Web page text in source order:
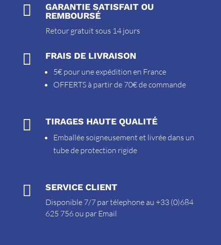

GARANTIE SATISFAIT OU
REMBOURSÉ
Retour gratuit sous 14 jours
 FRAIS DE LIVRAISON
5€ pour une expédition en France
OFFERTS à partir de 70€ de commande
 TIRAGES HAUTE QUALITÉ
Emballée soigneusement et livrée dans un
tube de protection rigide
 SERVICE CLIENT
Disponible 7/7 par télephone au +33 (0)684
625 756 ou par Email